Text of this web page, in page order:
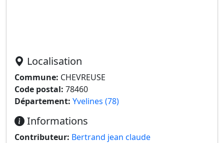
Localisation
Commune: CHEVREUSE
Code postal: 78460
Département: Yvelines (78)
Informations
Contributeur: Bertrand jean claude